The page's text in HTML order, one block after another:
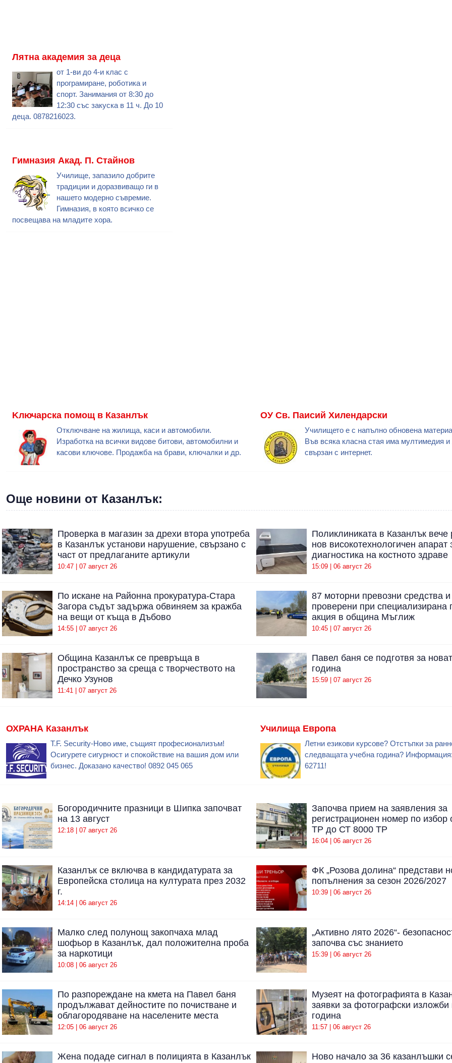
Лятна академия за деца
от 1-ви до 4-и клас с
програмиране, роботика и
спорт. Занимания от 8:30 до
12:30 със закуска в 11 ч. До 10
деца. 0878216023.
Гимназия Акад. П. Стайнов
Училище, запазило добрите
традиции и доразвиващо ги в
нашето модерно съвремие.
Гимназия, в която всичко се
посвещава на младите хора.
Kлючарска помощ в Казанлък
Отключване на жилища, каси и автомобили.
Изработка на всички видове битови, автомобилни и
касови ключове. Продажба на брави, ключалки и др.
ОУ Св. Паисий Хилендарски
Училището е с напълно обновена
Във всяка класна стая има мултимедия и
свързан с интернет.
Още новини от Казанлък:
Проверка в магазин за дрехи втора употреба
в Казанлък установи нарушение, свързано с
част от предлаганите артикули
10:47 | 07 август 26
Поликлиниката в Казанлък вече
нов високотехнологичен апарат
диагностика на костното здраве
15:09 | 06 август 26
По искане на Районна прокуратура-Стара
Загора съдът задържа обвиняем за кражба
на вещи от къща в Дъбово
14:55 | 07 август 26
87 моторни превозни средства
проверени при специализирана
акция в община Мъглиж
10:45 | 07 август 26
Община Казанлък се превръща в
пространство за среща с творчеството на
Дечко Узунов
11:41 | 07 август 26
Павел баня се подготвя за
година
15:59 | 07 август 26
ОХРАНА Казанлък
T.F. Security-Ново име, същият професионализъм!
Осигурете сигурност и спокойствие на вашия дом или
бизнес. Доказано качество! 0892 045 065
Училища Европа
Летни езикови курсове? Отстъпки за
следващата учебна година?
62711!
Богородичните празници в Шипка започват
на 13 август
12:18 | 07 август 26
Започва прием на заявления за
регистрационен номер по избор
ТР до СТ 8000 ТР
16:04 | 06 август 26
Казанлък се включва в кандидатурата за
Европейска столица на културата през 2032
г.
14:14 | 06 август 26
ФК „Розова долина“ представи
попълнения за сезон 2026/2027
10:39 | 06 август 26
Малко след полунощ закопчаха млад
шофьор в Казанлък, дал положителна проба
за наркотици
10:08 | 06 август 26
„Активно лято 2026“-
започва със знанието
15:39 | 06 август 26
По разпореждане на кмета на Павел баня
продължават дейностите по почистване и
облагородяване на населените места
12:05 | 06 август 26
Музеят на фотографията в
заявки за фотографски изложби
година
11:57 | 06 август 26
Жена подаде сигнал в полицията в Казанлък
Ново начало за 36 казанлъшки